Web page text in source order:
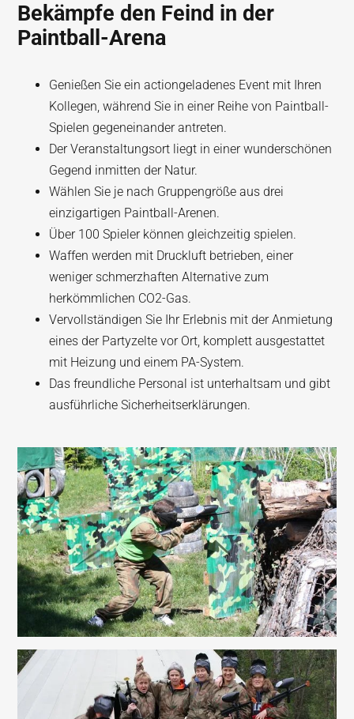
Bekämpfe den Feind in der
Paintball-Arena
Genießen Sie ein actiongeladenes Event mit Ihren
Kollegen, während Sie in einer Reihe von Paintball-
Spielen gegeneinander antreten.
Der Veranstaltungsort liegt in einer wunderschönen
Gegend inmitten der Natur.
Wählen Sie je nach Gruppengröße aus drei
einzigartigen Paintball-Arenen.
Über 100 Spieler können gleichzeitig spielen.
Waffen werden mit Druckluft betrieben, einer
weniger schmerzhaften Alternative zum
herkömmlichen CO2-Gas.
Vervollständigen Sie Ihr Erlebnis mit der Anmietung
eines der Partyzelte vor Ort, komplett ausgestattet
mit Heizung und einem PA-System.
Das freundliche Personal ist unterhaltsam und gibt
ausführliche Sicherheitserklärungen.